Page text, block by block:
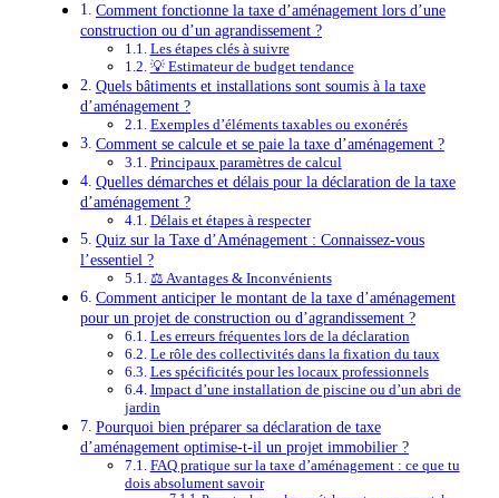
Comment fonctionne la taxe d’aménagement lors d’une
construction ou d’un agrandissement ?
Les étapes clés à suivre
💡 Estimateur de budget tendance
Quels bâtiments et installations sont soumis à la taxe
d’aménagement ?
Exemples d’éléments taxables ou exonérés
Comment se calcule et se paie la taxe d’aménagement ?
Principaux paramètres de calcul
Quelles démarches et délais pour la déclaration de la taxe
d’aménagement ?
Délais et étapes à respecter
Quiz sur la Taxe d’Aménagement : Connaissez-vous
l’essentiel ?
⚖️ Avantages & Inconvénients
Comment anticiper le montant de la taxe d’aménagement
pour un projet de construction ou d’agrandissement ?
Les erreurs fréquentes lors de la déclaration
Le rôle des collectivités dans la fixation du taux
Les spécificités pour les locaux professionnels
Impact d’une installation de piscine ou d’un abri de
jardin
Pourquoi bien préparer sa déclaration de taxe
d’aménagement optimise-t-il un projet immobilier ?
FAQ pratique sur la taxe d’aménagement : ce que tu
dois absolument savoir